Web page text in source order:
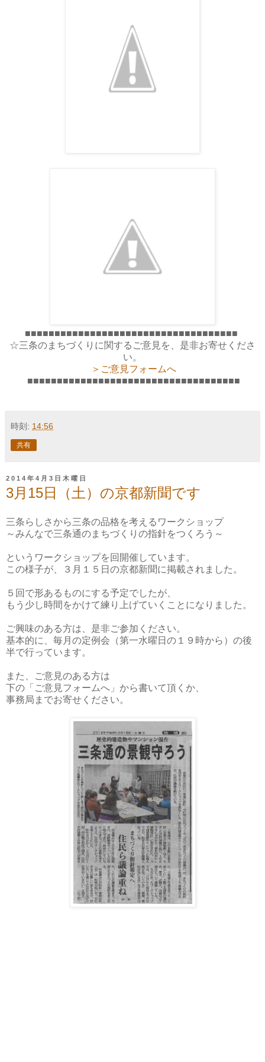
■■■■■■■■■■■■■■■■■■■■■■■■■■■■■■■■■■■■
☆三条のまちづくりに関するご意見を、是非お寄せくださ
い。
＞ご意見フォームへ
■■■■■■■■■■■■■■■■■■■■■■■■■■■■■■■■■■■■
時刻: 14:56
共有
2014年4月3日木曜日
3月15日（土）の京都新聞です
三条らしさから三条の品格を考えるワークショップ
～みんなで三条通のまちづくりの指針をつくろう～
というワークショップを回開催しています。
この様子が、３月１５日の京都新聞に掲載されました。
５回で形あるものにする予定でしたが、
もう少し時間をかけて練り上げていくことになりました。
ご興味のある方は、是非ご参加ください。
基本的に、毎月の定例会（第一水曜日の１９時から）の後
半で行っています。
また、ご意見のある方は
下の「ご意見フォームへ」から書いて頂くか、
事務局までお寄せください。